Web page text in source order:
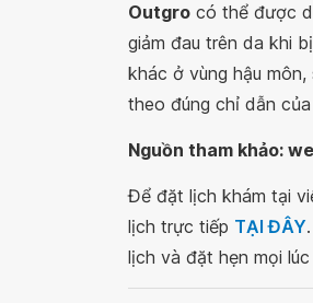
Outgro có thể được
giảm đau trên da khi
khác ở vùng hậu
theo đúng chỉ dẫn
Nguồn tham khảo:
Để đặt lịch khám tại
lịch trực tiếp TẠI ĐÂY
lịch và đặt hẹn mọi